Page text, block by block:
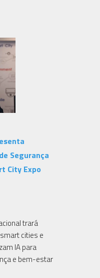
Segurança
City Expo
trará
cities e
IA para
e bem-estar